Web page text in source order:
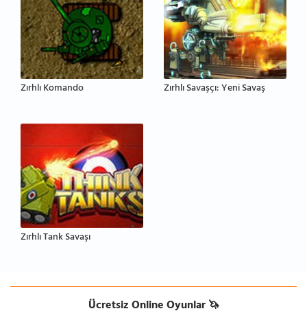
Zırhlı Komando Zırhlı Savaşçı: Yeni Savaş
Zırhlı Tank Savaşı
Ücretsiz Online Oyunlar 🦄